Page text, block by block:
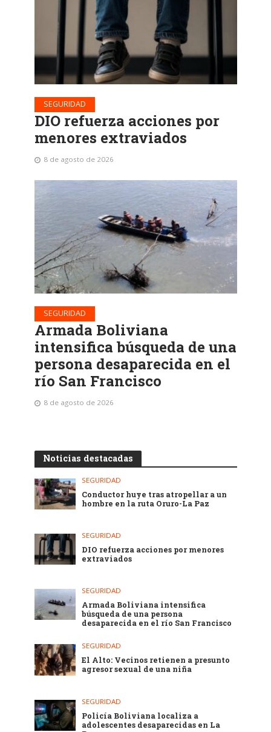
SEGURIDAD
DIO refuerza acciones por
menores extraviados
8 de agosto de 2026
SEGURIDAD
Armada Boliviana
intensifica búsqueda de una
persona desaparecida en el
río San Francisco
8 de agosto de 2026
Noticias destacadas
SEGURIDAD
Conductor huye tras atropellar a un
hombre en la ruta Oruro-La Paz
SEGURIDAD
DIO refuerza acciones por menores
extraviados
SEGURIDAD
Armada Boliviana intensifica
búsqueda de una persona
desaparecida en el río San Francisco
SEGURIDAD
El Alto: Vecinos retienen a presunto
agresor sexual de una niña
SEGURIDAD
Policía Boliviana localiza a
adolescentes desaparecidas en La